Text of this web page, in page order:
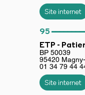
Site internet
95
ETP -
BP 50039
95420
01 34 79 44
Site internet